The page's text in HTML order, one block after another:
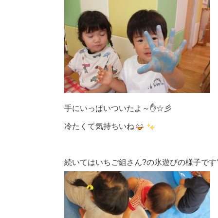
手にいっぱいついたよ～✋☆彡
冷たくて気持ちいね
続いてはいちご組さん?の氷遊びの様子です